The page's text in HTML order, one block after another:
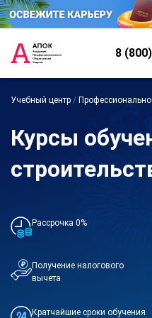
8
Учебный центр /
Курсы
Рассрочка 0%
Получение налогового
вычета
Кратчайшие сроки обучения